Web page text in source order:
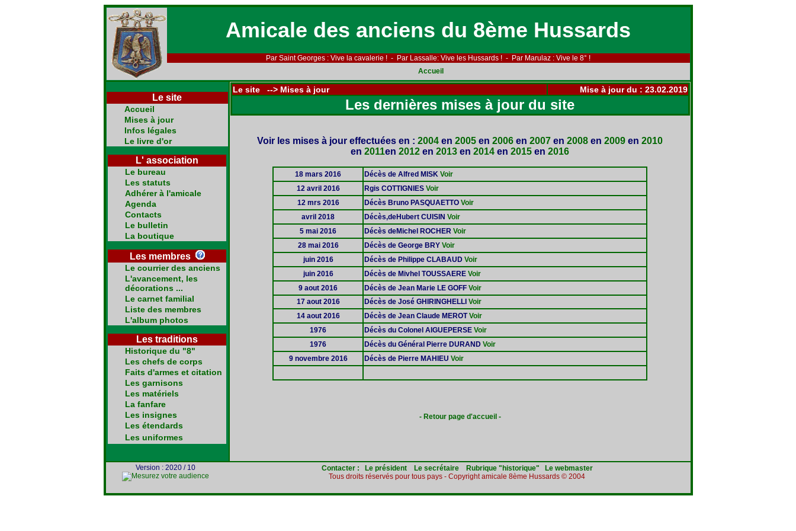
Amicale des anciens du 8ème Hussards
Par Saint Georges : Vive la cavalerie ! - Par Lassalle: Vive les Hussards ! - Par Marulaz : Vive le 8° !
Accueil
Le site
Accueil
Mises à jour
Infos légales
Le livre d'or
L' association
Le bureau
Les statuts
Adhérer à l'amicale
Agenda
Contacts
Le bulletin
La boutique
Les membres
Le courrier des anciens
L'avancement, les
décorations ...
Le carnet familial
Liste des membres
L'album photos
Les traditions
Historique du "8"
Les chefs de corps
Faits d'armes et citation
Les garnisons
Les matériels
La fanfare
Les insignes
Les étendards
Les uniformes
Le site --> Mises à jour Mise à jour du : 23.02.2019
Les dernières mises à jour du site
Voir les mises à jour effectuées en : 2004 en 2005 en 2006 en 2007 en 2008 en 2009 en 2010
en 2011en 2012 en 2013 en 2014 en 2015 en 2016
18 mars 2016 Décès de Alfred MISK Voir
12 avril 2016
Rgis COTTIGNIES Voir
12 mrs 2016
Décès Bruno PASQUAETTO Voir
avril 2018
Décès,deHubert CUISIN Voir
5 mai 2016
Décès deMichel ROCHER Voir
28 mai 2016
Décès de George BRY Voir
juin 2016
Décès de Philippe CLABAUD Voir
juin 2016
Décès de Mivhel TOUSSAERE Voir
9 aout 2016
Décès de Jean Marie LE GOFF Voir
17 aout 2016
Décès de José GHIRINGHELLI Voir
14 aout 2016
Décès de Jean Claude MEROTVoir
1976
Décès du Colonel AIGUEPERSE Voir
1976
Décès du Général Pierre DURAND Voir
9 novembre 2016
Décès de Pierre MAHIEU Voir
- Retour page d'accueil -
Version : 2020 / 10 Contacter : Le président Le secrétaire Rubrique "historique"
Le webmaster
Tous droits réservés pour tous pays - Copyright amicale 8ème Hussards © 2004